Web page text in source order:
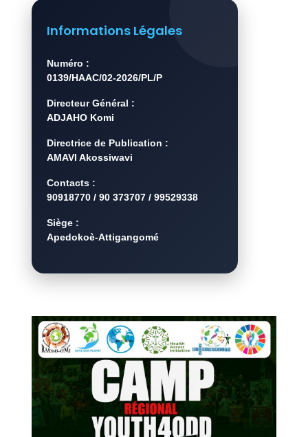
Informations Légales
Numéro :
0139/HAAC/02-2026/PL/P
Directeur Général :
ADJAHO Komi
Directrice de Publication :
AMAVI Akossiwavi
Contacts :
90918770 / 90 373707 / 99529338
Siège :
Apedokoè-Attigangomé